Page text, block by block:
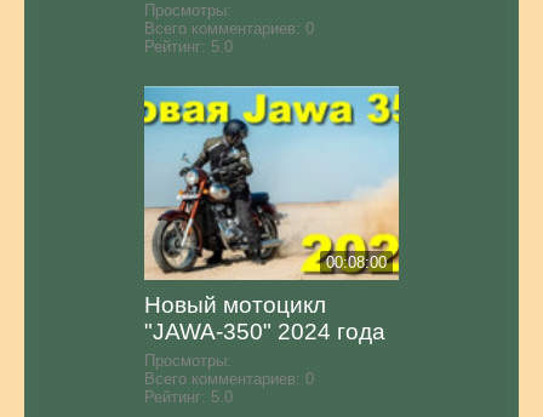
Просмотры:
Всего комментариев: 0
Рейтинг: 5.0
00:08:00
Новый мотоцикл
"JAWA-350" 2024 года
Просмотры:
Всего комментариев: 0
Рейтинг: 5.0